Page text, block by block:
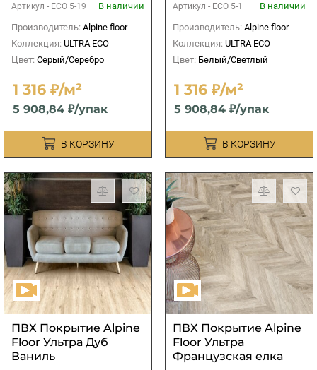
Артикул - ЕСО 5-19
В наличии
Производитель: Alpine floor
Коллекция: ULTRA ECO
Цвет: Серый/Серебро
1 316 ₽/м²
5 908,84 ₽/упак
В КОРЗИНУ
Артикул - ЕСО 5-1
В наличии
Производитель: Alpine floor
Коллекция: ULTRA ECO
Цвет: Белый/Светлый
1 316 ₽/м²
5 908,84 ₽/упак
В КОРЗИНУ
ПВХ Покрытие Alpine
Floor Ультра Дуб
Ваниль
ПВХ Покрытие Alpine
Floor Ультра
Французская елка